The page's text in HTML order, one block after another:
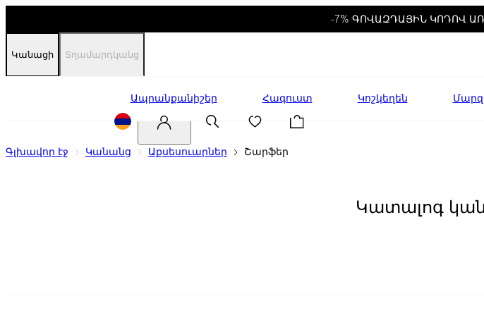
-7% ԳՈՎԱԶԴԱՅԻՆ ԿՈԴՈՎ
Կանացի Տղամարդկանց
Ապրանքանիշեր Հագուստ Կոշկեղեն
Գլխավոր էջ Կանանց Աքսեսուարներ Շարֆեր
Կատալոգ